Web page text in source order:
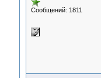
Сообщений: 1811